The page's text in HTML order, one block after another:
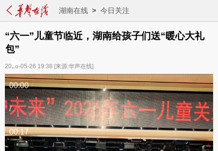
湖南在线> 今日关注
“六一”儿童节临近，湖南给孩子们送“暖心大礼
包”
2026-05-26 19:38 [来源:华声在线]
00:00
/
00:17